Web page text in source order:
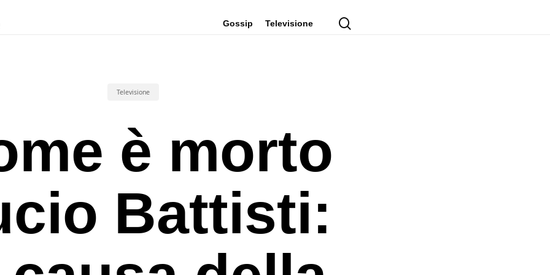
Gossip Televisione
Televisione
è morto
Battisti: